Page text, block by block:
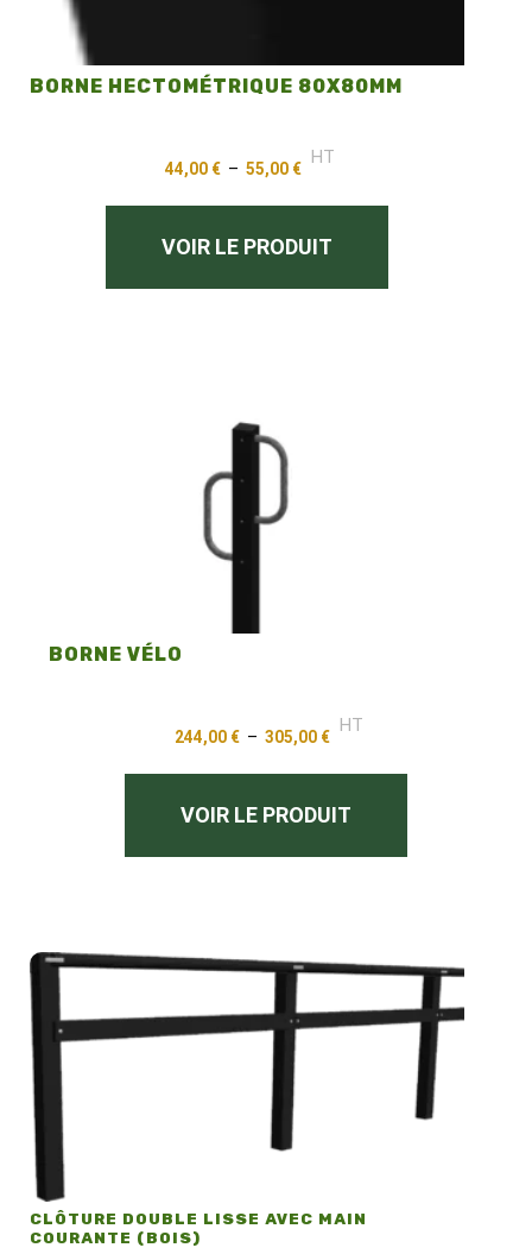
BORNE HECTOMÉTRIQUE 80X80MM
44,00 € – 55,00 €
HT
VOIR LE PRODUIT
BORNE VÉLO
244,00 € – 305,00 €
HT
VOIR LE PRODUIT
CLÔTURE DOUBLE LISSE AVEC MAIN
COURANTE (BOIS)